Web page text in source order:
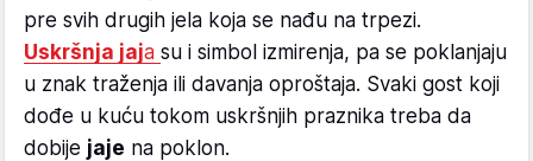
pre svih drugih jela koja se nađu na trpezi.
Uskršnja jaja su i simbol izmirenja, pa se poklanjaju
u znak traženja ili davanja oproštaja. Svaki gost koji
dođe u kuću tokom uskršnjih praznika treba da
dobije jaje na poklon.